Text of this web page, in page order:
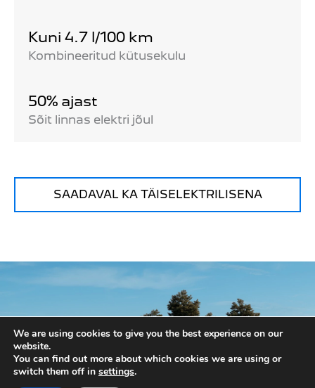
Kuni 4.7 l/100 km
Kombineeritud kütusekulu
50% ajast
Sõit linnas elektri jõul
SAADAVAL KA TÄISELEKTRILISENA
We are using cookies to give you the best experience on our
website.
You can find out more about which cookies we are using or
switch them off in settings.